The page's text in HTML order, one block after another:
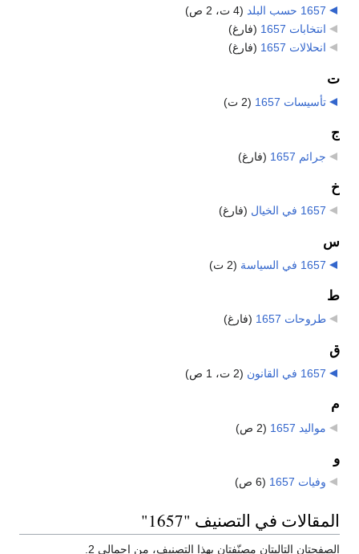
1657 حسب البلد
(4 ت، 2 ص)
انتخابات 1657
(فارغ)
انحلالات 1657
(فارغ)
ت
تأسيسات 1657 (2 ت)
ج
جرائم 1657 (فارغ)
خ
1657 في الخيال (فارغ)
س
1657 في السياسة (2 ت)
ط
طروحات 1657 (فارغ)
ق
1657 في القانون (2 ت، 1 ص)
م
مواليد 1657 (2 ص)
و
وفيات 1657 (6 ص)
المقالات في التصنيف "1657"
الصفحتان التاليتان مصنّفتان بهذا التصنيف، من إجمالي 2.